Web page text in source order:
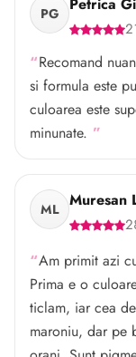
PG
Recomand
si formula este
culoarea este
minunate.
ML Muresan
Am primit azi
Prima e o
ticlam, iar cea
maroniu, dar pe